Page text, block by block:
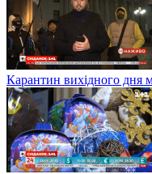
Карантин вихідного дня